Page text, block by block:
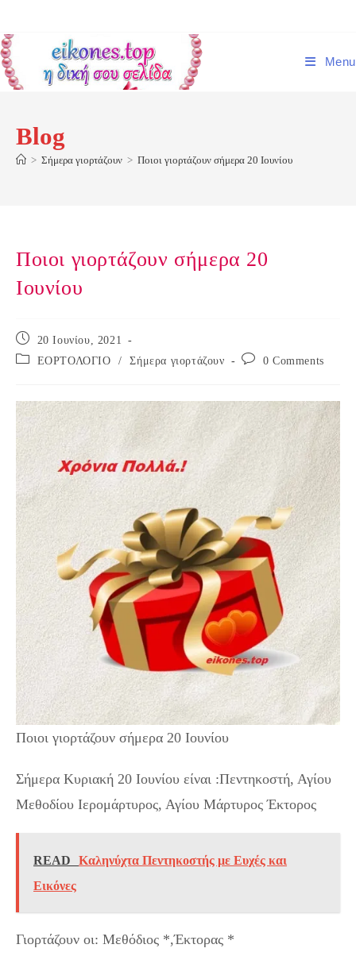
content
Menu
Blog
> Σήμερα γιορτάζουν > Ποιοι γιορτάζουν σήμερα 20 Ιουνίου
Ποιοι γιορτάζουν σήμερα 20
Ιουνίου
Post
published:
20 Ιουνίου, 2021
Post
ΕΟΡΤΟΛΟΓΙΟ / Σήμερα γιορτάζουν
Post 0 Comments
Ποιοι γιορτάζουν σήμερα 20 Ιουνίου
Σήμερα Κυριακή 20 Ιουνίου είναι :Πεντηκοστή, Αγίου
Μεθοδίου Ιερομάρτυρος, Αγίου Μάρτυρος Έκτορος
READ
Καληνύχτα Πεντηκοστής με Ευχές και
Εικόνες
Γιορτάζουν οι: Μεθόδιος *,Έκτορας *